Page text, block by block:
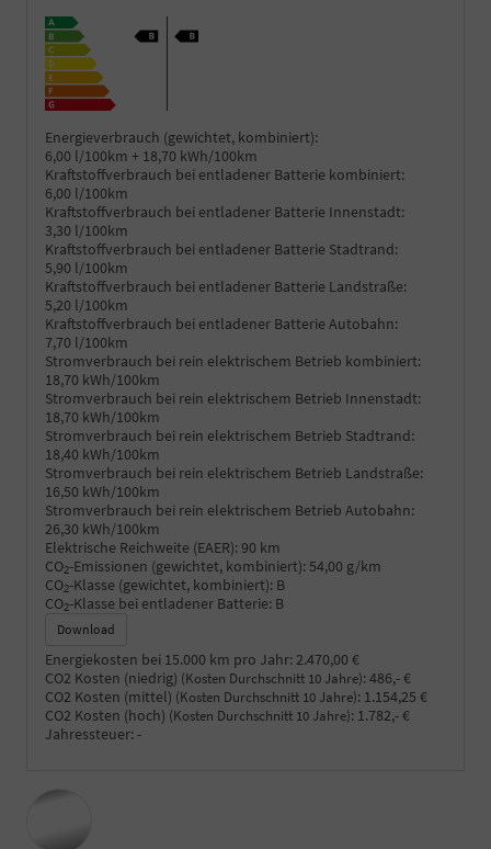
Energieverbrauch (gewichtet, kombiniert):
6,00 l/100km + 18,70 kWh/100km
Kraftstoffverbrauch bei entladener Batterie kombiniert:
6,00 l/100km
Kraftstoffverbrauch bei entladener Batterie Innenstadt:
3,30 l/100km
Kraftstoffverbrauch bei entladener Batterie Stadtrand:
5,90 l/100km
Kraftstoffverbrauch bei entladener Batterie Landstraße:
5,20 l/100km
Kraftstoffverbrauch bei entladener Batterie Autobahn:
7,70 l/100km
Stromverbrauch bei rein elektrischem Betrieb kombiniert:
18,70 kWh/100km
Stromverbrauch bei rein elektrischem Betrieb Innenstadt:
18,70 kWh/100km
Stromverbrauch bei rein elektrischem Betrieb Stadtrand:
18,40 kWh/100km
Stromverbrauch bei rein elektrischem Betrieb Landstraße:
16,50 kWh/100km
Stromverbrauch bei rein elektrischem Betrieb Autobahn:
26,30 kWh/100km
Elektrische Reichweite (EAER): 90 km
CO2-Emissionen (gewichtet, kombiniert): 54,00 g/km
CO2-Klasse (gewichtet, kombiniert): B
CO2-Klasse bei entladener Batterie: B
Download
Energiekosten bei 15.000 km pro Jahr: 2.470,00 €
CO2 Kosten (niedrig) (Kosten Durchschnitt 10 Jahre): 486,- €
CO2 Kosten (mittel) (Kosten Durchschnitt 10 Jahre): 1.154,25 €
CO2 Kosten (hoch) (Kosten Durchschnitt 10 Jahre): 1.782,- €
Jahressteuer: -